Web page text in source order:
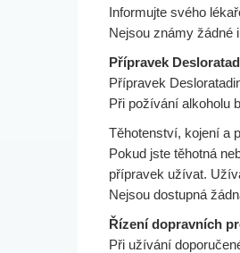
Informujte svého
Nejsou známy žádné
Přípravek
Přípravek
Při požívání alkoholu
Těhotenství, kojení a
Pokud jste těhotná
přípravek užívat.
Nejsou dostupná
Řízení dopravních
Při užívání